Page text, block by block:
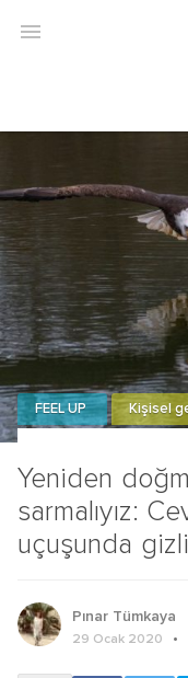

Yeniden
sarmalıyız:
uçuşunda gizli
FEEL UP Kişisel
Pınar Tümkaya
29 Ocak 2020